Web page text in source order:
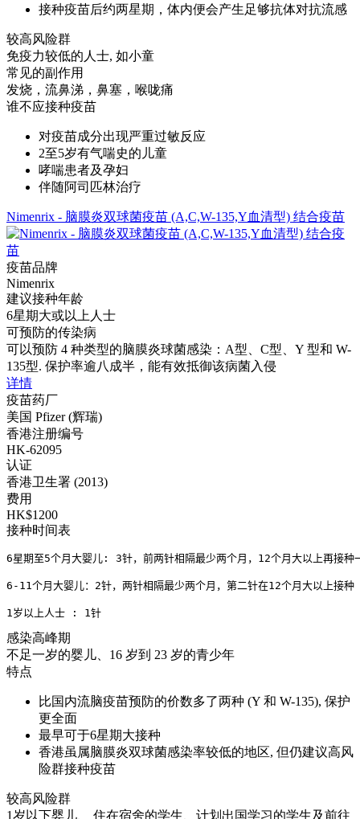
接种疫苗后约两星期，体内便会产生足够抗体对抗流感
较高风险群
免疫力较低的人士, 如小童
常见的副作用
发烧，流鼻涕，鼻塞，喉咙痛
谁不应接种疫苗
对疫苗成分出现严重过敏反应
2至5岁有气喘史的儿童
哮喘患者及孕妇
伴随阿司匹林治疗
Nimenrix - 脑膜炎双球菌疫苗 (A,C,W-135,Y血清型) 结合疫苗
疫苗品牌
Nimenrix
建议接种年龄
6星期大或以上人士
可预防的传染病
可以预防 4 种类型的脑膜炎球菌感染：A型、C型、Y 型和 W-
135型. 保护率逾八成半，能有效抵御该病菌入侵
详情
疫苗药厂
美国 Pfizer (辉瑞)
香港注册编号
HK-62095
认证
香港卫生署 (2013)
费用
HK$1200
接种时间表
6星期至5个月大婴儿: 3针，前两针相隔最少两个月，12个月大以上再接种
6-11个月大婴儿：2针，两针相隔最少两个月，第二针在12个月大以上接种
1岁以上人士 : 1针
感染高峰期
不足一岁的婴儿、16 岁到 23 岁的青少年
特点
比国内流脑疫苗预防的价数多了两种 (Y 和 W-135), 保护
更全面
最早可于6星期大接种
香港虽属脑膜炎双球菌感染率较低的地区, 但仍建议高风
险群接种疫苗
较高风险群
1岁以下婴儿、 住在宿舍的学生、计划出国学习的学生及前往